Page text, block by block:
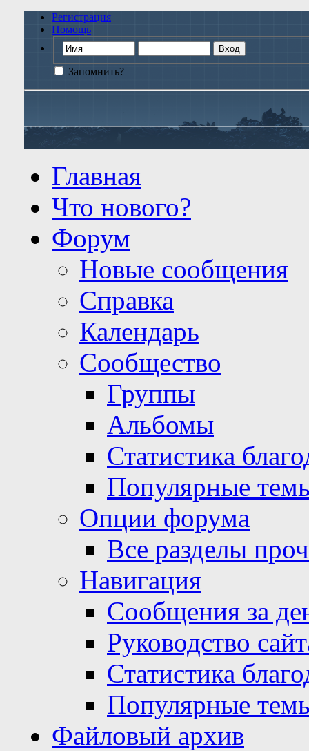
Регистрация
Помощь
Запомнить?
Главная
Что нового?
Форум
Новые сообщения
Справка
Календарь
Сообщество
Группы
Альбомы
Статистика
Популярные
Опции форума
Все разделы
Навигация
Сообщения за
Руководство
Статистика
Популярные
Файловый архив